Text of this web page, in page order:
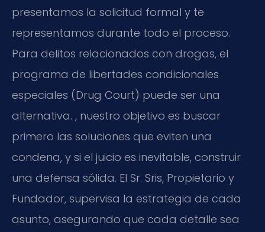
presentamos la solicitud formal y te
representamos durante todo el proceso.
Para delitos relacionados con drogas, el
programa de libertades condicionales
especiales (Drug Court) puede ser una
alternativa. , nuestro objetivo es buscar
primero las soluciones que eviten una
condena, y si el juicio es inevitable, construir
una defensa sólida. El Sr. Sris, Propietario y
Fundador, supervisa la estrategia de cada
asunto, asegurando que cada detalle sea